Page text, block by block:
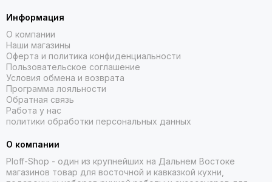
Информация
О компании
Наши магазины
Оферта и политика конфиденциальности
Пользовательское соглашение
Условия обмена и возврата
Программа лояльности
Обратная связь
Работа у нас
политики обработки персональных данных
О компании
Ploff-Shop - один из крупнейших на Дальнем Востоке
магазинов товар для восточной и кавказкой кухни,